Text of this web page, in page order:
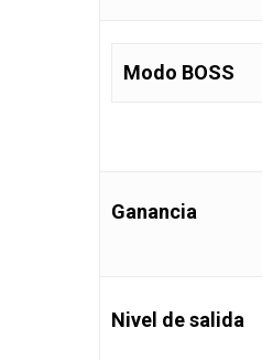
Modo BOSS
Ganancia
Nivel de salida